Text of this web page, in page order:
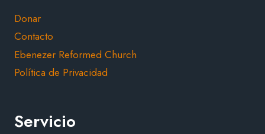
Donar
Contacto
Ebenezer Reformed Church
Política de Privacidad
Servicio